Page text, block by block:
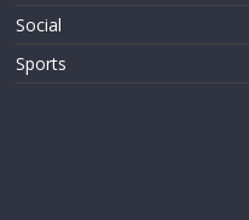
Social
Sports